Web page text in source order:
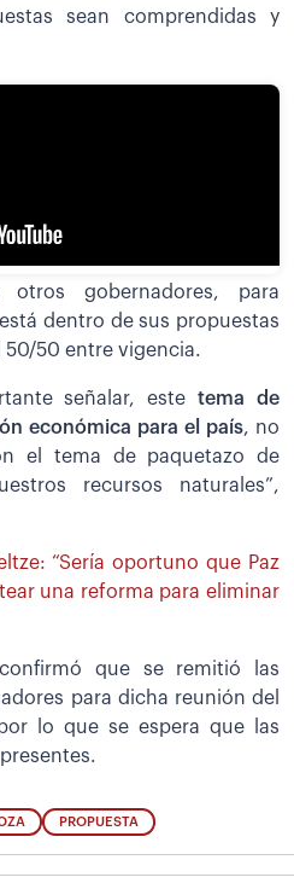
sean comprendidas y
gobernadores, para
dentro de sus propuestas
50/50 entre vigencia.
señalar, estetema de
económica para el país, no
el tema de paquetazo de
recursos naturales”,
“Sería oportuno que Paz
una reforma para eliminar
que se remitió las
para dicha reunión del
lo que se espera que las
PROPUESTA